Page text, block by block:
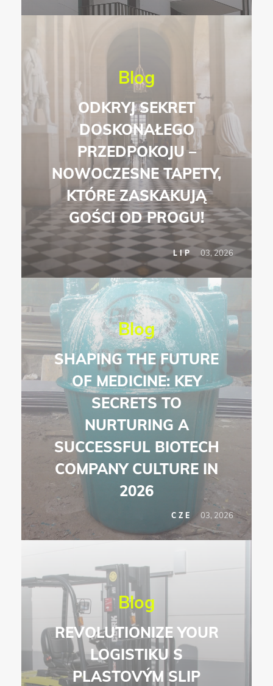
Blog
ODKRYJ SEKRET
DOSKONAŁEGO
PRZEDPOKOJU –
NOWOCZESNE TAPETY,
KTÓRE ZASKAKUJĄ
GOŚCI OD PROGU!
LIP 03, 2026
Blog
SHAPING THE FUTURE
OF MEDICINE: KEY
SECRETS TO
NURTURING A
SUCCESSFUL BIOTECH
COMPANY CULTURE IN
2026
CZE 03, 2026
Blog
REVOLUTIONIZE YOUR
LOGISTIKU S
PLASTOVÝM SLIP